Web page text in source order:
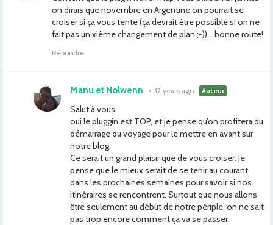
on dirais que novembre en Argentine on pourrait se
croiser si ça vous tente (ça devrait être possible si on ne
fait pas un xième changement de plan ;-))… bonne route!
Répondre
Manu et Nolwenn • 12 years ago Auteur
Salut à vous,
oui le pluggin est TOP, et je pense qu’on profitera du
démarrage du voyage pour le mettre en avant sur
notre blog.
Ce serait un grand plaisir que de vous croiser. Je
pense que le mieux serait de se tenir au courant
dans les prochaines semaines pour savoir si nos
itinéraires se rencontrent. Surtout que nous allons
être seulement au début de notre périple, on ne sait
pas trop encore comment ça va se passer.